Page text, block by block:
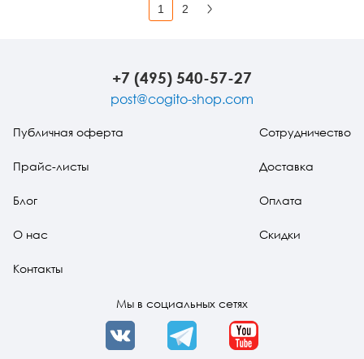
1 2
+7 (495) 540-57-27
post@cogito-shop.com
Публичная оферта
Прайс-листы
Блог
О нас
Контакты
Сотрудничество
Доставка
Оплата
Скидки
Мы в социальных сетях
VK Telegram YouTube